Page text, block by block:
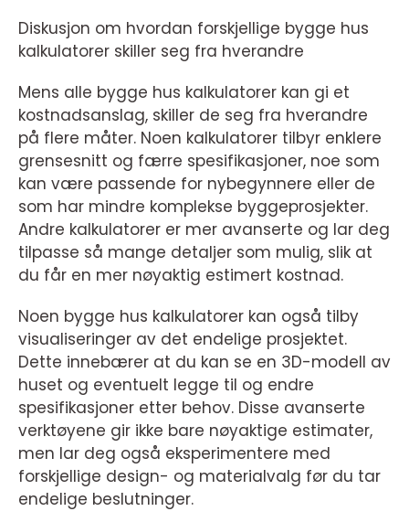
Diskusjon om hvordan forskjellige bygge hus
kalkulatorer skiller seg fra hverandre
Mens alle bygge hus kalkulatorer kan gi et
kostnadsanslag, skiller de seg fra hverandre
på flere måter. Noen kalkulatorer tilbyr enklere
grensesnitt og færre spesifikasjoner, noe som
kan være passende for nybegynnere eller de
som har mindre komplekse byggeprosjekter.
Andre kalkulatorer er mer avanserte og lar deg
tilpasse så mange detaljer som mulig, slik at
du får en mer nøyaktig estimert kostnad.
Noen bygge hus kalkulatorer kan også tilby
visualiseringer av det endelige prosjektet.
Dette innebærer at du kan se en 3D-modell av
huset og eventuelt legge til og endre
spesifikasjoner etter behov. Disse avanserte
verktøyene gir ikke bare nøyaktige estimater,
men lar deg også eksperimentere med
forskjellige design- og materialvalg før du tar
endelige beslutninger.